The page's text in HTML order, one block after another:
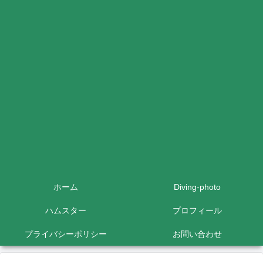
ホーム Diving-photo
ハムスター プロフィール
プライバシーポリシー お問い合わせ